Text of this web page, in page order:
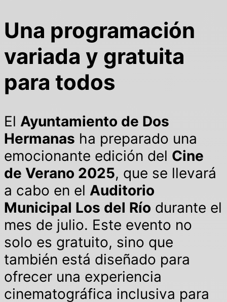
Una programación
variada y gratuita
para todos
El Ayuntamiento de Dos
Hermanas ha preparado una
emocionante edición del Cine
de Verano 2025, que se llevará
a cabo en el Auditorio
Municipal Los del Río durante el
mes de julio. Este evento no
solo es gratuito, sino que
también está diseñado para
ofrecer una experiencia
cinematográfica inclusiva para